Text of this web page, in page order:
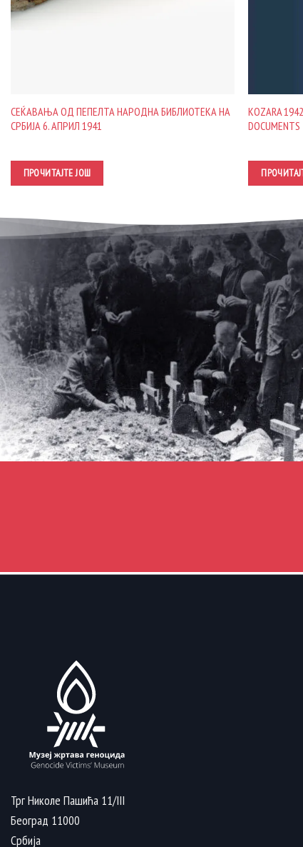
СЕЌАВАЊА ОД ПЕПЕЛТА НАРОДНА БИБЛИОТЕКА НА
СРБИЈА 6. АПРИЛ 1941
ПРОЧИТАЈТЕ ЈОШ
KOZARA
DOCUMENTS
Трг Николе Пашића 11/III
Београд 11000
Србија